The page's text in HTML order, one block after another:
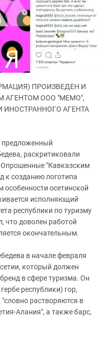
ЗА ПАЛЕСТИНУ
В ЧЕЧНЕ
АКТИВИСТОВ
И ПРОТЕСТЫ
ПРОИЗВЕДЕН И
АГЕНТОМ ООО "МЕМО",
ИНОСТРАННОГО АГЕНТА
предложенный
раскритиковали
Опрошенные "Кавказским
к созданию логотипа
осетинской
исполняющий
республики по туризму
что доволен работой
окончательным.
в начале февраля
который должен
в сфере туризма. Он
республики) гор,
растворяются в
Алания", а также барс,